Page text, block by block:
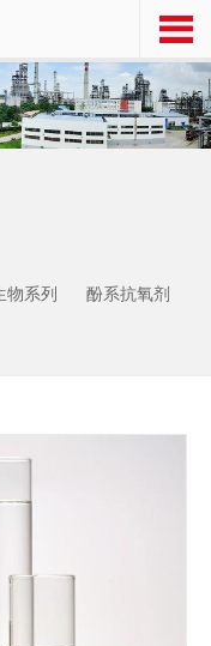
物系列 酚系抗氧剂